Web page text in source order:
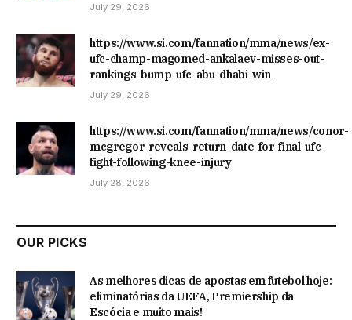
July 29, 2026
https://www.si.com/fannation/mma/news/ex-
ufc-champ-magomed-ankalaev-misses-out-
rankings-bump-ufc-abu-dhabi-win
July 29, 2026
https://www.si.com/fannation/mma/news/conor-
mcgregor-reveals-return-date-for-final-ufc-
fight-following-knee-injury
July 28, 2026
OUR PICKS
As melhores dicas de apostas em futebol hoje:
eliminatórias da UEFA, Premiership da
Escócia e muito mais!